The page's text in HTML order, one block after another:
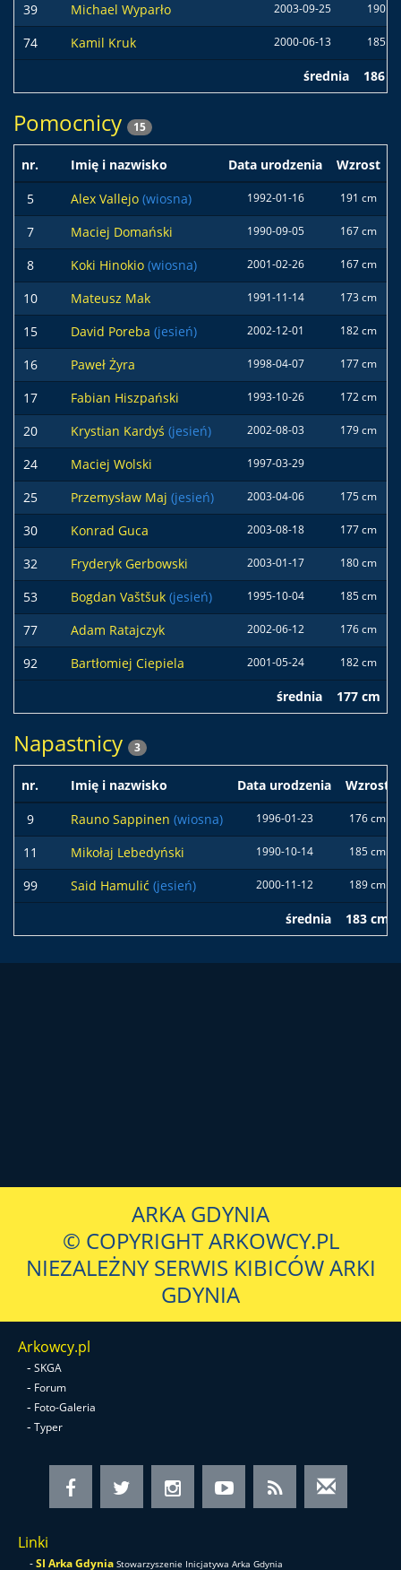
39 Michael Wyparło 2003-09-25 190
74 Kamil Kruk 2000-06-13 185
średnia 186
Pomocnicy 15
nr. Imię i nazwisko Data urodzenia Wzrost
5
Alex Vallejo (wiosna) 1992-01-16 191 cm
7 Maciej Domański 1990-09-05 167 cm
8 Koki Hinokio (wiosna) 2001-02-26 167 cm
10 Mateusz Mak 1991-11-14 173 cm
15 David Poreba (jesień) 2002-12-01 182 cm
16 Paweł Żyra 1998-04-07 177 cm
17 Fabian Hiszpański 1993-10-26 172 cm
20 Krystian Kardyś (jesień) 2002-08-03 179 cm
24 Maciej Wolski 1997-03-29
25 Przemysław Maj (jesień) 2003-04-06 175 cm
30 Konrad Guca 2003-08-18 177 cm
32 Fryderyk Gerbowski 2003-01-17 180 cm
53 Bogdan Vaštšuk (jesień) 1995-10-04 185 cm
77 Adam Ratajczyk 2002-06-12 176 cm
92 Bartłomiej Ciepiela 2001-05-24 182 cm
średnia 177 cm
Napastnicy 3
nr. Imię i nazwisko Data urodzenia
Wzrost
9
Rauno Sappinen (wiosna) 1996-01-23 176 cm
11 Mikołaj Lebedyński 1990-10-14 185 cm
99 Said Hamulić (jesień) 2000-11-12 189 cm
średnia 183 cm
ARKA GDYNIA
© COPYRIGHT ARKOWCY.PL
NIEZALEŻNY SERWIS KIBICÓW ARKI
GDYNIA
Arkowcy.pl
- SKGA
- Forum
- Foto-Galeria
- Typer
Linki
-SI Arka Gdynia Stowarzyszenie Inicjatywa Arka Gdynia